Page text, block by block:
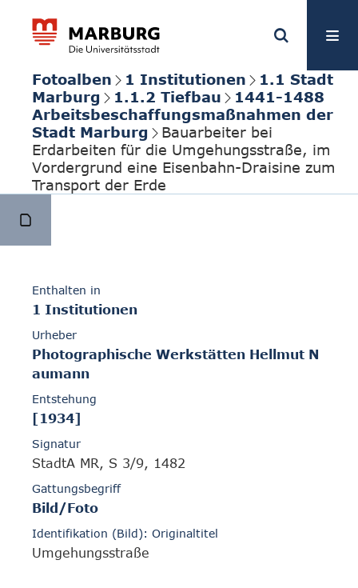
Fotoalben 1 Institutionen
1.1 Stadt
Marburg
1.1.2 Tiefbau
1441-1488
Arbeitsbeschaffungsmaßnahmen der
Stadt Marburg
Bauarbeiter bei
Erdarbeiten für die Umgehungsstraße, im
Vordergrund eine Eisenbahn-Draisine zum
Transport der Erde
Enthalten in
1 Institutionen
Urheber
Photographische Werkstätten Hellmut N
aumann
Entstehung
[1934]
Signatur
StadtA MR, S 3/9, 1482
Gattungsbegriff
Bild/Foto
Identifikation (Bild): Originaltitel
Umgehungsstraße